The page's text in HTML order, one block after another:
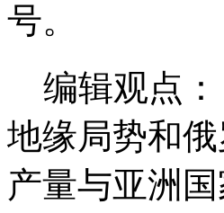
号。
编辑观点
地缘局势和
产量与亚洲